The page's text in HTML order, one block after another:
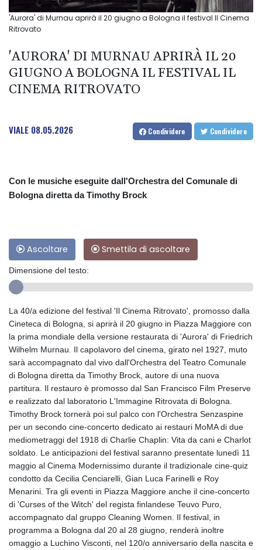
'Aurora' di Murnau aprirà il 20 giugno a Bologna il festival Il Cinema
Ritrovato
'AURORA' DI MURNAU APRIRÀ IL 20
GIUGNO A BOLOGNA IL FESTIVAL IL
CINEMA RITROVATO
VIALE 08.05.2026 Condividere Condividere
Con le musiche eseguite dall'Orchestra del Comunale di
Bologna diretta da Timothy Brock
Ascoltare Smettila di ascoltare
Dimensione del testo:
La 40/a edizione del festival 'Il Cinema Ritrovato', promosso dalla
Cineteca di Bologna, si aprirà il 20 giugno in Piazza Maggiore con
la prima mondiale della versione restaurata di 'Aurora' di Friedrich
Wilhelm Murnau. Il capolavoro del cinema, girato nel 1927, muto
sarà accompagnato dal vivo dall'Orchestra del Teatro Comunale
di Bologna diretta da Timothy Brock, autore di una nuova
partitura. Il restauro è promosso dal San Francisco Film Preserve
e realizzato dal laboratorio L'Immagine Ritrovata di Bologna.
Timothy Brock tornerà poi sul palco con l'Orchestra Senzaspine
per un secondo cine-concerto dedicato ai restauri MoMA di due
mediometraggi del 1918 di Charlie Chaplin: Vita da cani e Charlot
soldato. Le anticipazioni del festival saranno presentate lunedì 11
maggio al Cinema Modernissimo durante il tradizionale cine-quiz
condotto da Cecilia Cenciarelli, Gian Luca Farinelli e Roy
Menarini. Tra gli eventi in Piazza Maggiore anche il cine-concerto
di 'Curses of the Witch' del regista finlandese Teuvo Puro,
accompagnato dal gruppo Cleaning Women. Il festival, in
programma a Bologna dal 20 al 28 giugno, renderà inoltre
omaggio a Luchino Visconti, nel 120/o anniversario della nascita e